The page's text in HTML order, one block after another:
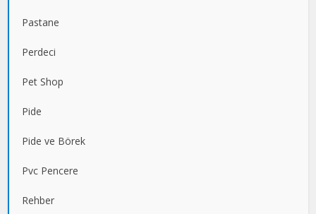
Pastane
Perdeci
Pet Shop
Pide
Pide ve Börek
Pvc Pencere
Rehber